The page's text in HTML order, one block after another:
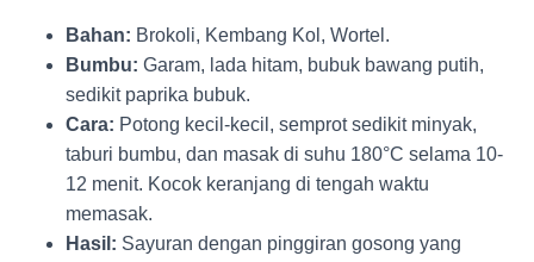
Bahan: Brokoli, Kembang Kol, Wortel.
Bumbu: Garam, lada hitam, bubuk bawang putih,
sedikit paprika bubuk.
Cara: Potong kecil-kecil, semprot sedikit minyak,
taburi bumbu, dan masak di suhu 180°C selama 10-
12 menit. Kocok keranjang di tengah waktu
memasak.
Hasil: Sayuran dengan pinggiran gosong yang